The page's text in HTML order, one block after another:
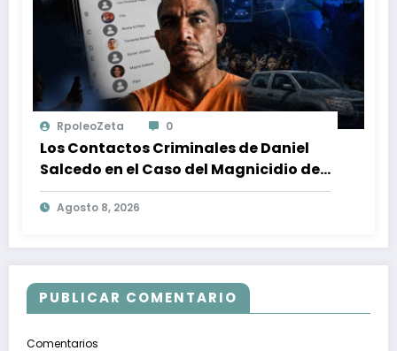
RpoleoZeta 0
Los Contactos Criminales de Daniel
Salcedo en el Caso del Magnicidio de
Fernando Villavicencio
Agosto 8, 2026
PUBLICAR COMENTARIO
Comentarios